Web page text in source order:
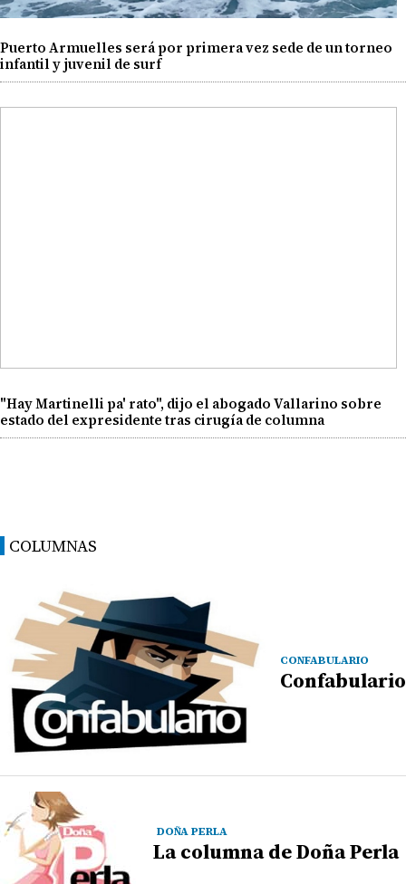
Puerto Armuelles será por primera vez sede de un torneo
infantil y juvenil de surf
"Hay Martinelli pa' rato", dijo el abogado Vallarino sobre
estado del expresidente tras cirugía de columna
COLUMNAS
CONFABULARIO
Confabulario
DOÑA PERLA
La columna de Doña Perla